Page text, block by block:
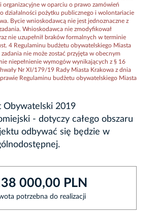
organizacyjne w oparciu o prawo zamówień
działalności pożytku publicznego i wolontariacie
Bycie wnioskodawcą nie jest jednoznaczne z
Wnioskodawca nie zmodyfikował
nie uzupełnił braków formalnych w terminie
4 Regulaminu budżetu obywatelskiego Miasta
nie może zostać przyjęta w obecnym
niepełnienie wymogów wynikających z § 16
Nr XI/179/19 Rady Miasta Krakowa z dnia
Regulaminu budżetu obywatelskiego Miasta
Obywatelski 2019
- dotyczy całego obszaru
odbywać się będzie w
000,00 PLN
potrzebna do realizacji